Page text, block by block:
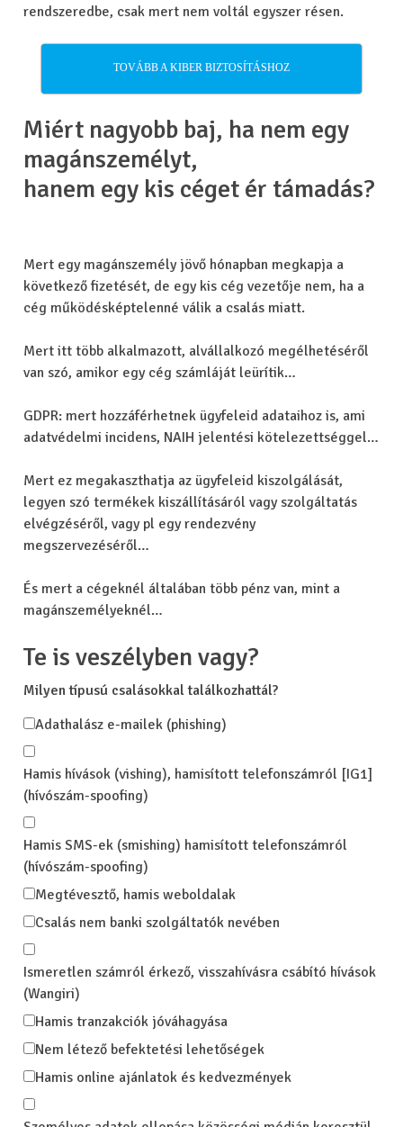
rendszeredbe, csak mert nem voltál egyszer résen.
TOVÁBB A KIBER BIZTOSÍTÁSHOZ
Miért nagyobb baj, ha nem egy
magánszemélyt,
hanem egy kis céget ér támadás?
Mert egy magánszemély jövő hónapban megkapja a
következő fizetését, de egy kis cég vezetője nem, ha a
cég működésképtelenné válik a csalás miatt.
Mert itt több alkalmazott, alvállalkozó megélhetéséről
van szó, amikor egy cég számláját leürítik…
GDPR: mert hozzáférhetnek ügyfeleid adataihoz is, ami
adatvédelmi incidens, NAIH jelentési kötelezettséggel…
Mert ez megakaszthatja az ügyfeleid kiszolgálását,
legyen szó termékek kiszállításáról vagy szolgáltatás
elvégzéséről, vagy pl egy rendezvény
megszervezéséről…
És mert a cégeknél általában több pénz van, mint a
magánszemélyeknél…
Te is veszélyben vagy?
Milyen típusú csalásokkal találkozhattál?
Adathalász e-mailek (phishing)
Hamis hívások (vishing), hamisított telefonszámról [IG1]
(hívószám-spoofing)
Hamis SMS-ek (smishing) hamisított telefonszámról
(hívószám-spoofing)
Megtévesztő, hamis weboldalak
Csalás nem banki szolgáltatók nevében
Ismeretlen számról érkező, visszahívásra csábító hívások
(Wangiri)
Hamis tranzakciók jóváhagyása
Nem létező befektetési lehetőségek
Hamis online ajánlatok és kedvezmények